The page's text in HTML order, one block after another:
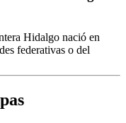
Hidalgo nació en
federativas o del